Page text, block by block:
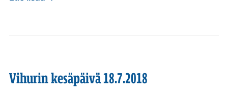
Vihurin kesäpäivä 18.7.2018